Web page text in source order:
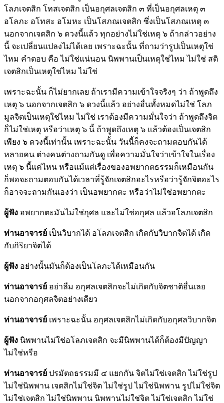
โลภเจตสิก โทสเจตสิก เป็นอกุศลเจตสิก ๓ ที่เป็นอกุศลเหตุ ๓
อโลภะ อโทสะ อโมหะ เป็นโสภณเจตสิก ซึ่งเป็นโสภณเหตุ ๓
นอกจากเจตสิก ๖ ดวงนี้แล้ว ทุกอย่างไม่ใช่เหตุ ๖ ถ้ากล่าวอย่าง
นี้ จะเปลี่ยนแปลงไม่ได้เลย เพราะฉะนั้น ที่ถามว่ารูปเป็นเหตุใช่
ไหม คำตอบ คือ ไม่ใช่แน่นอน นิพพานเป็นเหตุใช่ไหม ไม่ใช่ สติ
เจตสิกเป็นเหตุใช่ไหม ไม่ใช่
เพราะฉะนั้น ก็ไม่ยากเลย ถ้าเรามีความเข้าใจจริงๆ ว่า ถ้าพูดถึง
เหตุ ๖ นอกจากเจตสิก ๖ ดวงนี้แล้ว อย่างอื่นทั้งหมดไม่ใช่ โลภ
มูลจิตเป็นเหตุใช่ไหม ไม่ใช่ เราต้องมีความมั่นใจว่า ถ้าพูดถึงจิต
ก็ไม่ใช่เหตุ หรือว่าเหตุ ๖ นี้ ถ้าพูดถึงเหตุ ๖ แล้วต้องเป็นเจตสิก
เพียง ๖ ดวงนี้เท่านั้น เพราะฉะนั้น วันนี้ก็คงจะถามตอบกันได้
หลายคน ต่างคนต่างถามกันดู เพื่อความมั่นใจว่าเข้าใจในเรื่อง
เหตุ ๖ นี้แค่ไหน หรือแม้แต่เรื่องของอพยากตธรรมก็เหมือนกัน
ก็พอจะถามตอบกันได้เวลาที่รู้จักเจตสิกอะไรหรือว่ารู้จักจิตอะไร
ก็อาจจะถามกันเองว่า เป็นอพยากตะ หรือว่าไม่ใช่อพยากตะ
ผู้ฟัง อพยากตะมันไม่ใช่กุศล และไม่ใช่อกุศล แล้วอโลภเจตสิก
ท่านอาจารย์ เป็นวิบากได้ อโลภเจตสิก เกิดกับวิบากจิตได้ เกิด
กับกิริยาจิตได้
ผู้ฟัง อย่างนั้นมันก็ต้องเป็นโลภะได้เหมือนกัน
ท่านอาจารย์ อย่าลืม อกุศลเจตสิกจะไม่เกิดกับจิตชาติอื่นเลย
นอกจากอกุศลจิตอย่างเดียว
ท่านอาจารย์ เพราะฉะนั้น อกุศลเจตสิกไม่เกิดกับอกุศลวิบากจิต
ผู้ฟัง นิพพานไม่ใช่อโลภเจตสิก จะมีนิพพานได้ก็ต้องมีปัญญา
ไม่ใช่หรือ
ท่านอาจารย์ ปรมัตถธรรมมี ๔ แยกกัน จิตไม่ใช่เจตสิก ไม่ใช่รูป
ไม่ใช่นิพพาน เจตสิกไม่ใช่จิต ไม่ใช่รูป ไม่ใช่นิพพาน รูปไม่ใช่จิต
ไม่ใช่เจตสิก ไม่ใช่นิพพาน นิพพานไม่ใช่จิต ไม่ใช่เจตสิก ไม่ใช่